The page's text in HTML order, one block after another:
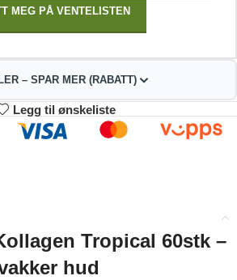
MEG PÅ VENTELISTEN
– SPAR MER (RABATT)
3-4
214.62
Legg til ønskeliste
Tropical 60stk –
hud